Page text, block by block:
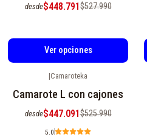
desde$448.791$527.990
Ver opciones
|Camaroteka
Camarote L con cajones
desde$447.091$525.990
5.0